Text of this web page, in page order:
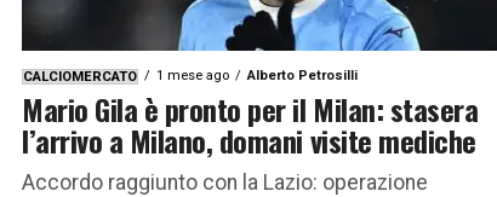
CALCIOMERCATO 1 mese ago Alberto Petrosilli
Mario Gila è pronto per il Milan: stasera
l’arrivo a Milano, domani visite mediche
Accordo raggiunto con la Lazio: operazione